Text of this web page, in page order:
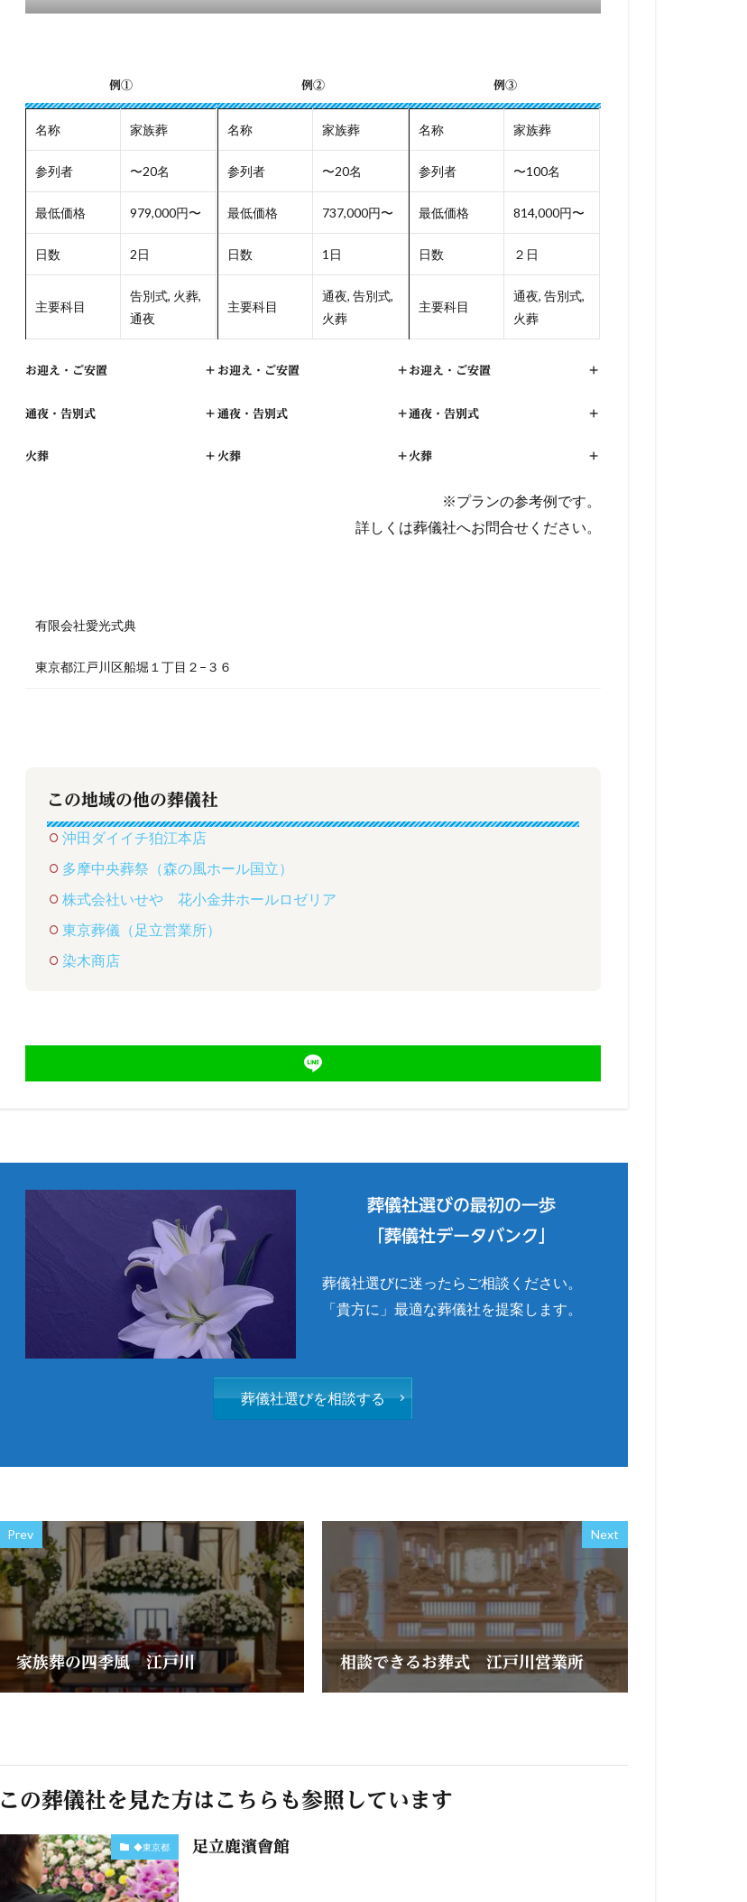
例①
名称 家族葬
参列者 〜20名
最低価格 979,000円〜
日数 2日
主要科目
告別式, 火葬,
通夜
お迎え・ご安置 +
通夜・告別式 +
火葬 +
例②
名称 家族葬
参列者 〜20名
最低価格 737,000円〜
日数 1日
主要科目
通夜, 告別式,
火葬
お迎え・ご安置 +
通夜・告別式 +
火葬 +
例③
名称 家族葬
参列者 〜100名
最低価格 814,000円〜
日数 ２日
主要科目
通夜, 告別式,
火葬
お迎え・ご安置 +
通夜・告別式 +
火葬 +
※プランの参考例です。
詳しくは葬儀社へお問合せください。
有限会社愛光式典
東京都江戸川区船堀１丁目２−３６
この地域の他の葬儀社
沖田ダイイチ狛江本店
多摩中央葬祭（森の風ホール国立）
株式会社いせや 花小金井ホールロゼリア
東京葬儀（足立営業所）
染木商店
葬儀社選びの最初の一歩
「葬儀社データバンク」
葬儀社選びに迷ったらご相談ください。
「貴方に」最適な葬儀社を提案します。
葬儀社選びを相談する
Prev
家族葬の四季風 江戸川
Next
相談できるお葬式 江戸川営業所
この葬儀社を見た方はこちらも参照しています
◆東京都 足立鹿濱會館